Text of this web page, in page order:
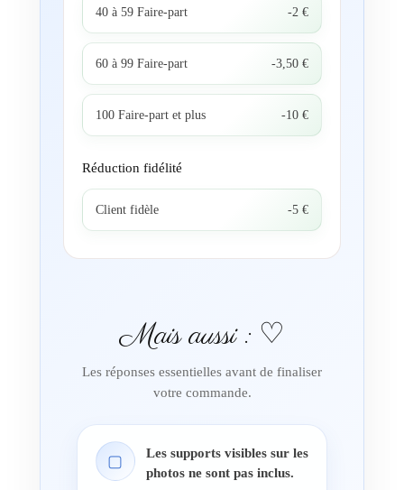
40 à 59 Faire-part -2 €
60 à 99 Faire-part -3,50 €
100 Faire-part et plus -10 €
Réduction fidélité
Client fidèle -5 €
Mais aussi : ♡
Les réponses essentielles avant de finaliser
votre commande.
▢
Les supports visibles sur les
photos ne sont pas inclus.